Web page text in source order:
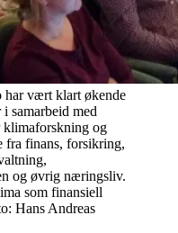
har vært klart økende
samarbeid med
klimaforskning og
fra finans, forsikring,
og øvrig næringsliv.
som finansiell
Hans Andreas